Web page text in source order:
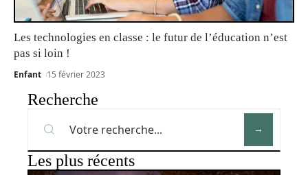
Les technologies en classe : le futur de l’éducation n’est
pas si loin !
Enfant 15 février 2023
Recherche
Les plus récents